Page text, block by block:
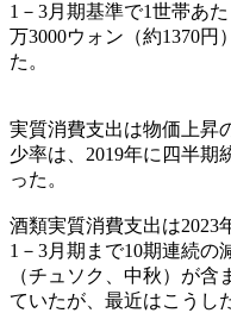
1－3月期基準で1世帯あ
万3000ウォン（約1370円
た。
実質消費支出は物価上昇
少率は、2019年に四半期
った。
酒類実質消費支出は2023
1－3月期まで10期連続の
（チュソク、中秋）が
ていたが、最近はこうし